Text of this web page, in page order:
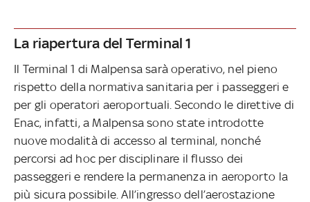
La riapertura del Terminal 1
Il Terminal 1 di Malpensa sarà operativo, nel pieno
rispetto della normativa sanitaria per i passeggeri e
per gli operatori aeroportuali. Secondo le direttive di
Enac, infatti, a Malpensa sono state introdotte
nuove modalità di accesso al terminal, nonché
percorsi ad hoc per disciplinare il flusso dei
passeggeri e rendere la permanenza in aeroporto la
più sicura possibile. All’ingresso dell’aerostazione